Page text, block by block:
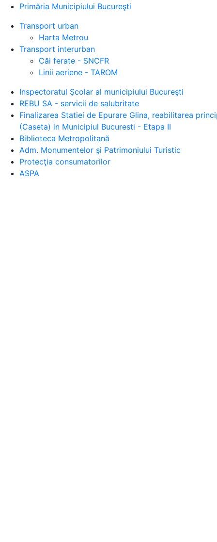
Primăria Municipiului Bucureşti
Transport urban
Harta Metrou
Transport interurban
Căi ferate - SNCFR
Linii aeriene - TAROM
Inspectoratul Școlar al municipiului Bucureşti
REBU SA - servicii de salubritate
Finalizarea Statiei de Epurare Glina, reabilitarea
(Caseta) in Municipiul Bucuresti - Etapa II
Biblioteca Metropolitană
Adm. Monumentelor şi Patrimoniului Turistic
Protecţia consumatorilor
ASPA